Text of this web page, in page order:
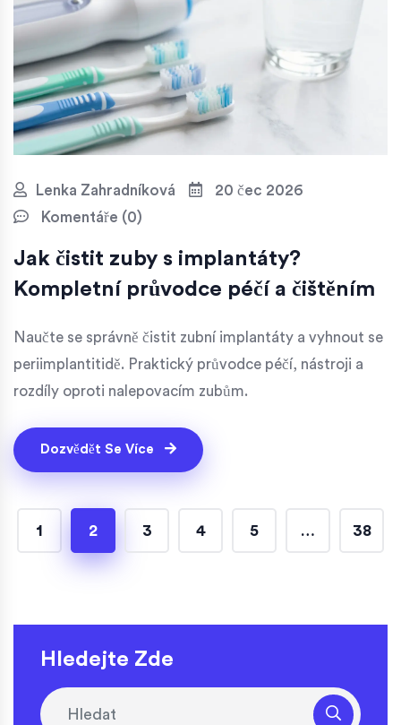
Lenka Zahradníková
20 čec 2026
Komentáře (0)
Jak čistit zuby s implantáty?
Kompletní průvodce péčí a čištěním
Naučte se správně čistit zubní implantáty a vyhnout se
periimplantitidě. Praktický průvodce péčí, nástroji a
rozdíly oproti nalepovacím zubům.
Dozvědět Se Více
1 2 3 4 5 … 38
Hledejte Zde